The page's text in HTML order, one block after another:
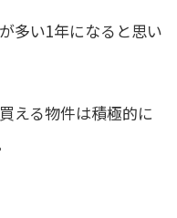
多い1年になると思い
える物件は積極的に